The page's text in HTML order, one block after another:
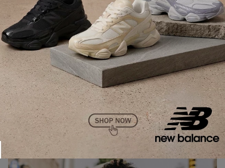
Reprodução Reprodução